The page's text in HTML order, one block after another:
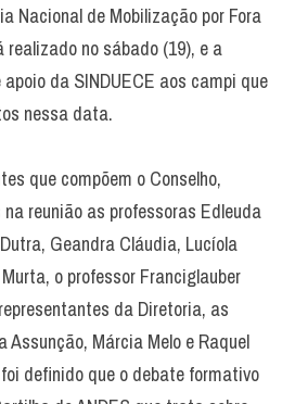
Nacional de Mobilização por Fora
realizado no sábado (19), e a
da SINDUECE aos campi que
nessa data.
que compõem o Conselho,
reunião as professoras Edleuda
Geandra Cláudia, Lucíola
o professor Franciglauber
da Diretoria, as
Assunção, Márcia Melo e Raquel
definido que o debate formativo